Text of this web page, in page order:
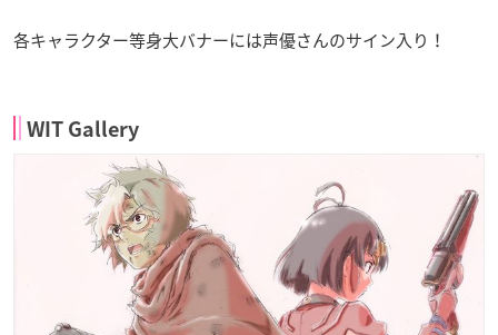
各キャラクター等身大バナーには声優さんのサイン入り！
WIT Gallery